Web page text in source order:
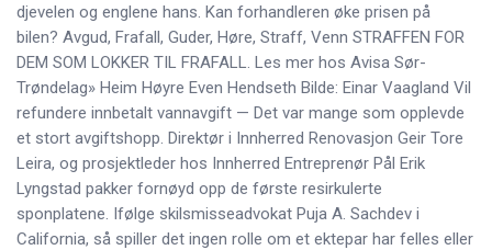
djevelen og englene hans. Kan forhandleren øke prisen på
bilen? Avgud, Frafall, Guder, Høre, Straff, Venn STRAFFEN FOR
DEM SOM LOKKER TIL FRAFALL. Les mer hos Avisa Sør-
Trøndelag» Heim Høyre Even Hendseth Bilde: Einar Vaagland Vil
refundere innbetalt vannavgift — Det var mange som opplevde
et stort avgiftshopp. Direktør i Innherred Renovasjon Geir Tore
Leira, og prosjektleder hos Innherred Entreprenør Pål Erik
Lyngstad pakker fornøyd opp de første resirkulerte
sponplatene. Ifølge skilsmisseadvokat Puja A. Sachdev i
California, så spiller det ingen rolle om et ektepar har felles eller